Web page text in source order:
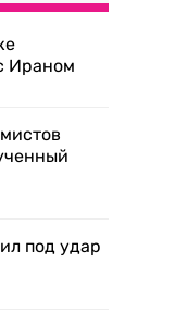
Ираном
под удар